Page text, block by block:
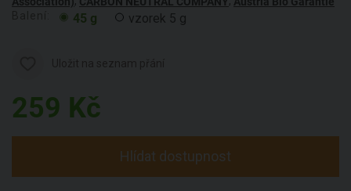
45 g vzorek 5 g
259 Kč
Hlídat dostupnost